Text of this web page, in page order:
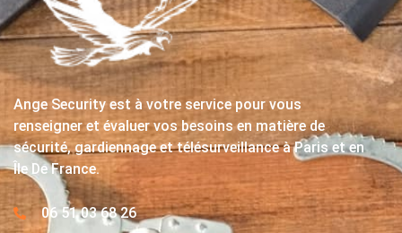
Ange Security est à votre service pour vous
renseigner et évaluer vos besoins en matière de
sécurité, gardiennage et télésurveillance à Paris et en
Île De France.
06 51 03 68 26